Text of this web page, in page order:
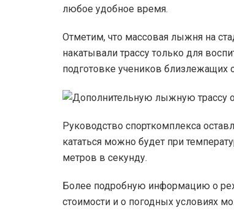
любое удобное время.
Отметим, что массовая лыжня на
накатывали трассу только для
подготовке учеников близлежащих
Руководство спорткомплекса
кататься можно будет при
метров в секунду.
Более подробную информацию о
стоимости и о погодных условиях